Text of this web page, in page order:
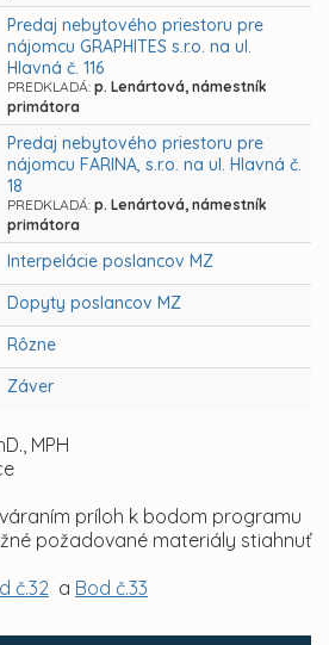
Predaj nebytového priestoru pre
nájomcu GRAPHITES s.r.o. na ul.
Hlavná č. 116
PREDKLADÁ: p. Lenártová, námestník
primátora
Predaj nebytového priestoru pre
nájomcu FARINA, s.r.o. na ul. Hlavná č.
18
PREDKLADÁ: p. Lenártová, námestník
primátora
Interpelácie poslancov MZ
Dopyty poslancov MZ
Rôzne
Záver
MPH
príloh k bodom programu
požadované materiály stiahnuť
č.32 a Bod č.33